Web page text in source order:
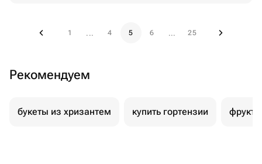
1 ... 4 5 6 ... 25
Рекомендуем
букеты из хризантем купить гортензии